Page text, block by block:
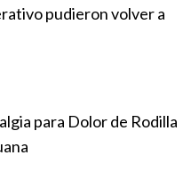
pudieron volver a